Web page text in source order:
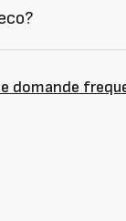
domande